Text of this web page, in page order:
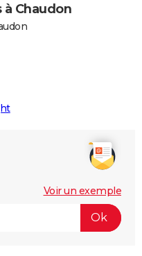
Chaudon
Voir un exemple